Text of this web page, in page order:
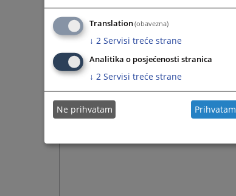
Translation(obavezna)
↓ 2 Servisi treće strane
Analitika o posjećenosti stranica
↓ 2 Servisi treće strane
Ne prihvatam